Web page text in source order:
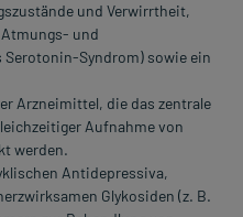
und Verwirrtheit,
und
Syndrom) sowie ein
Arzneimittel, die das zentrale
Aufnahme von
werden.
Antidepressiva,
Glykosiden (z. B.